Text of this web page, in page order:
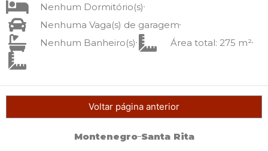
Nenhum Dormitório(s)
Nenhuma Vaga(s) de garagem
Nenhum Banheiro(s)
Área total: 275 m²
Voltar página anterior
Montenegro Santa Rita